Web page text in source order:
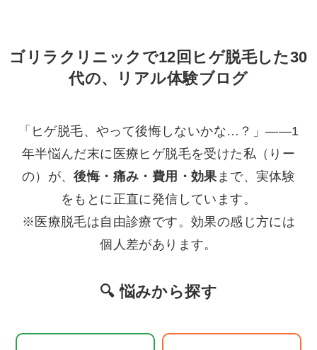
ゴリラクリニックで12回ヒゲ脱毛した30
代の、リアル体験ブログ
「ヒゲ脱毛、やって後悔しないかな…？」——1
年半悩んだ末に医療ヒゲ脱毛を受けた私（りー
の）が、後悔・痛み・費用・効果 まで、実体験
をもとに正直に発信しています。
※医療脱毛は自由診療です。効果の感じ方には
個人差があります。
🔍 悩みから探す